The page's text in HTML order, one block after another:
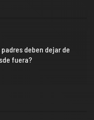
padres deben dejar de
fuera?